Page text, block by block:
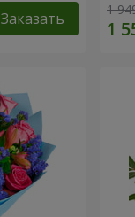
Заказать 1